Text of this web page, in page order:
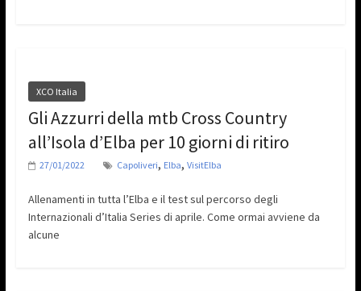
XCO Italia
Gli Azzurri della mtb Cross Country
all’Isola d’Elba per 10 giorni di ritiro
27/01/2022 Capoliveri, Elba, VisitElba
Allenamenti in tutta l’Elba e il test sul percorso degli
Internazionali d’Italia Series di aprile. Come ormai avviene da
alcune